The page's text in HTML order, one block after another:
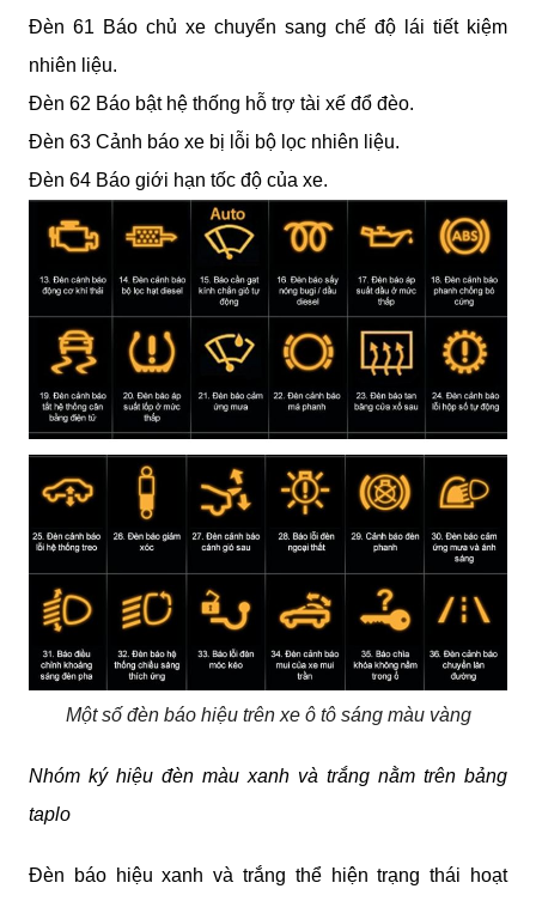
Đèn 61 Báo chủ xe chuyển sang chế độ lái tiết kiệm
nhiên liệu.
Đèn 62 Báo bật hệ thống hỗ trợ tài xế đổ đèo.
Đèn 63 Cảnh báo xe bị lỗi bộ lọc nhiên liệu.
Đèn 64 Báo giới hạn tốc độ của xe.
Một số đèn báo hiệu trên xe ô tô sáng màu vàng
Nhóm ký hiệu đèn màu xanh và trắng nằm trên bảng
taplo
Đèn báo hiệu xanh và trắng thể hiện trạng thái hoạt